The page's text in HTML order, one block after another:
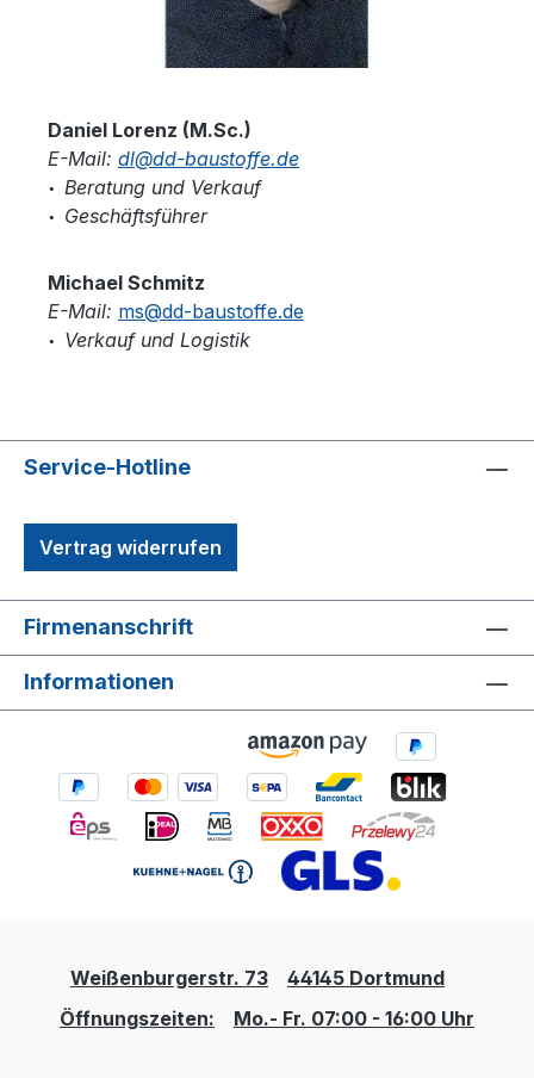
Daniel Lorenz (M.Sc.)
E-Mail: dl@dd-baustoffe.de
• Beratung und Verkauf
• Geschäftsführer
Michael Schmitz
E-Mail: ms@dd-baustoffe.de
• Verkauf und Logistik
Service-Hotline
Vertrag widerrufen
Firmenanschrift
Informationen
Weißenburgerstr. 73
44145 Dortmund
Öffnungszeiten:
Mo.- Fr. 07:00 - 16:00 Uhr